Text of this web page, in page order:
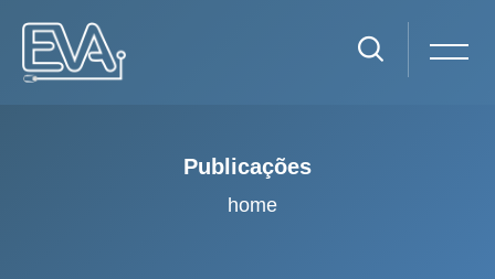
Publicações
home